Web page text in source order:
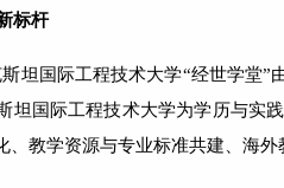
标杆
坦国际工程技术大学“经世学堂”
坦国际工程技术大学为学历与实
、教学资源与专业标准共建、海